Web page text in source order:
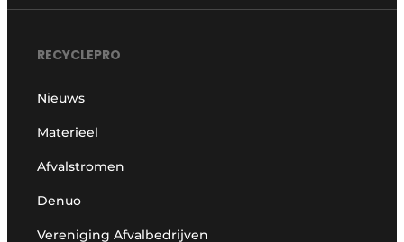
RECYCLEPRO
Nieuws
Materieel
Afvalstromen
Denuo
Vereniging Afvalbedrijven